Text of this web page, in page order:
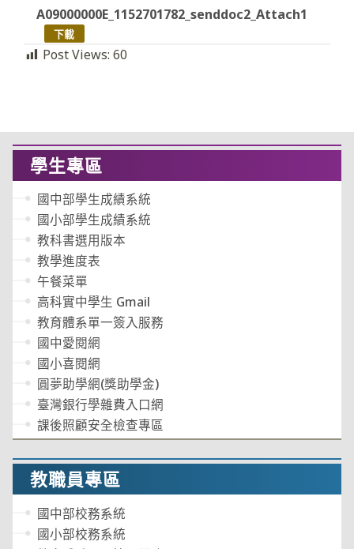
A09000000E_1152701782_senddoc2_Attach1
下載
Post Views: 60
學生專區
國中部學生成績系統
國小部學生成績系統
教科書選用版本
教學進度表
午餐菜單
高科實中學生 Gmail
教育體系單一簽入服務
國中愛閱網
國小喜閱網
圓夢助學網(獎助學金)
臺灣銀行學雜費入口網
課後照顧安全檢查專區
教職員專區
國中部校務系統
國小部校務系統